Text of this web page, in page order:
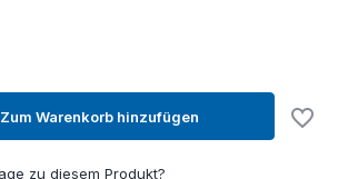
Zum Warenkorb hinzufügen